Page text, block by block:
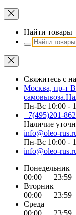
Найти товары
Свяжитесь с
Москва, пр-т
Пн-Вс 10:00 -
+7(495)201-
Наличие
info@oleo-
Пн-Вс 10:00 -
info@oleo-
Понедельник
00:00 — 23:59
Вторник
00:00 — 23:59
Среда
00:00 — 23:59